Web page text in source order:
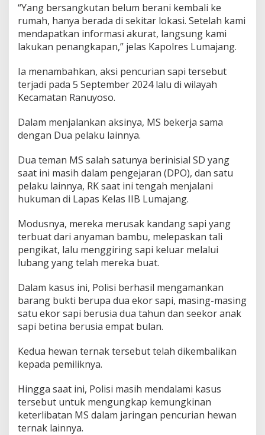
“Yang bersangkutan belum berani kembali ke
rumah, hanya berada di sekitar lokasi. Setelah kami
mendapatkan informasi akurat, langsung kami
lakukan penangkapan,” jelas Kapolres Lumajang.
Ia menambahkan, aksi pencurian sapi tersebut
terjadi pada 5 September 2024 lalu di wilayah
Kecamatan Ranuyoso.
Dalam menjalankan aksinya, MS bekerja sama
dengan Dua pelaku lainnya.
Dua teman MS salah satunya berinisial SD yang
saat ini masih dalam pengejaran (DPO), dan satu
pelaku lainnya, RK saat ini tengah menjalani
hukuman di Lapas Kelas IIB Lumajang.
Modusnya, mereka merusak kandang sapi yang
terbuat dari anyaman bambu, melepaskan tali
pengikat, lalu menggiring sapi keluar melalui
lubang yang telah mereka buat.
Dalam kasus ini, Polisi berhasil mengamankan
barang bukti berupa dua ekor sapi, masing-masing
satu ekor sapi berusia dua tahun dan seekor anak
sapi betina berusia empat bulan.
Kedua hewan ternak tersebut telah dikembalikan
kepada pemiliknya.
Hingga saat ini, Polisi masih mendalami kasus
tersebut untuk mengungkap kemungkinan
keterlibatan MS dalam jaringan pencurian hewan
ternak lainnya.